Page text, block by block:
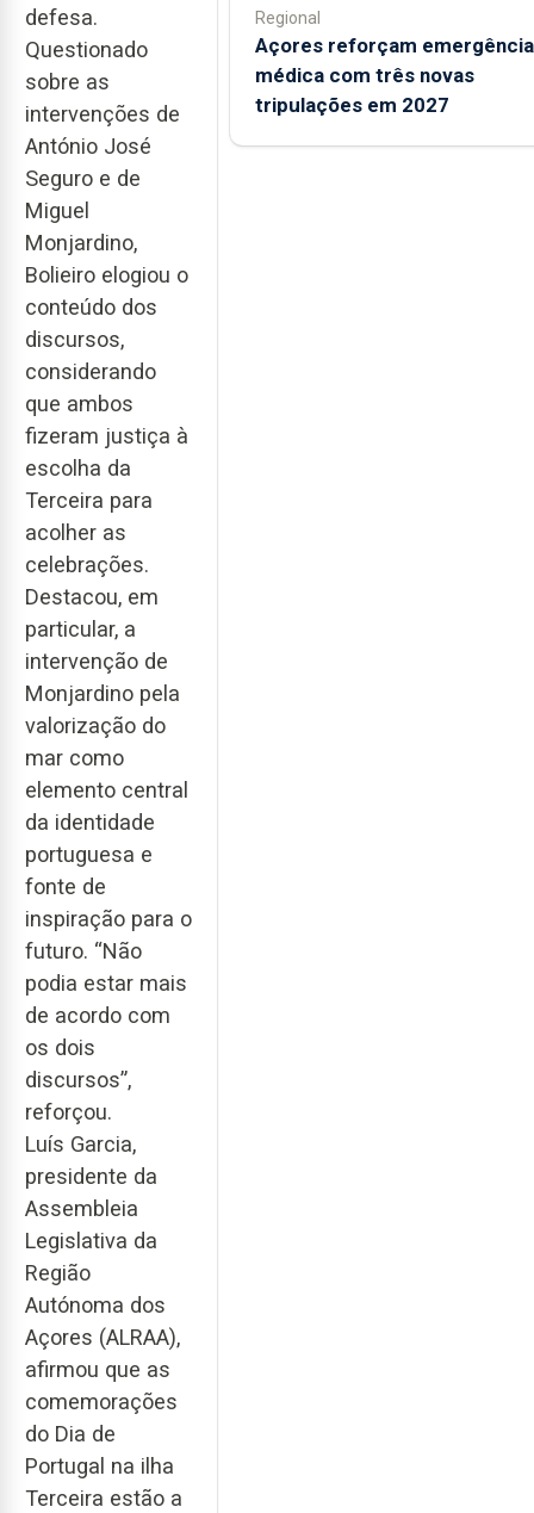
defesa.
Questionado
sobre as
intervenções de
António José
Seguro e de
Miguel
Monjardino,
Bolieiro elogiou o
conteúdo dos
discursos,
considerando
que ambos
fizeram justiça à
escolha da
Terceira para
acolher as
celebrações.
Destacou, em
particular, a
intervenção de
Monjardino pela
valorização do
mar como
elemento central
da identidade
portuguesa e
fonte de
inspiração para o
futuro. “Não
podia estar mais
de acordo com
os dois
discursos”,
reforçou.
Luís Garcia,
presidente da
Assembleia
Legislativa da
Região
Autónoma dos
Açores (ALRAA),
afirmou que as
comemorações
do Dia de
Portugal na ilha
Terceira estão a
Regional
Açores reforçam emergência
médica com três novas
tripulações em 2027